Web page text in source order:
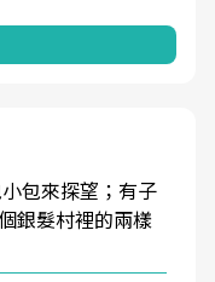
包來探望；有子
銀髮村裡的兩樣